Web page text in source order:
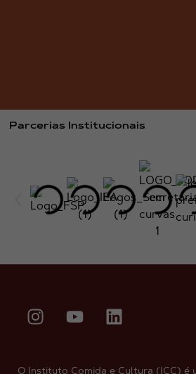
Parcerias Institucionais
O Instituto Comida e Cultura (ICC) é